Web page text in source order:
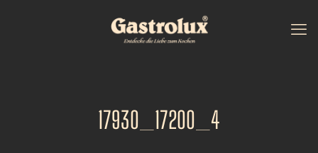
17930_17200_4